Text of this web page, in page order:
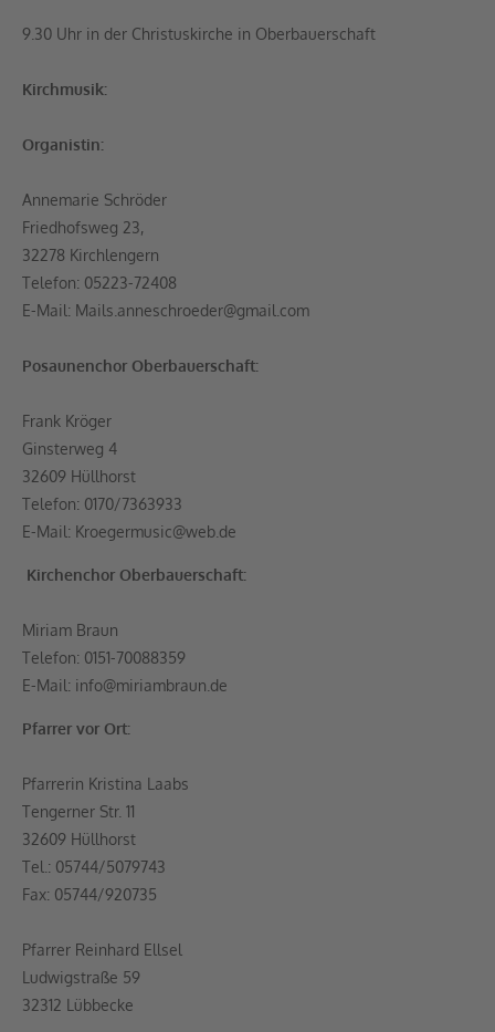
9.30 Uhr in der Christuskirche in Oberbauerschaft
Kirchmusik:
Organistin:
Annemarie Schröder
Friedhofsweg 23,
32278 Kirchlengern
Telefon: 05223-72408
E-Mail: Mails.anneschroeder@gmail.com
Posaunenchor Oberbauerschaft:
Frank Kröger
Ginsterweg 4
32609 Hüllhorst
Telefon: 0170/7363933
E-Mail: Kroegermusic@web.de
Kirchenchor Oberbauerschaft:
Miriam Braun
Telefon: 0151-70088359
E-Mail: info@miriambraun.de
Pfarrer vor Ort:
Pfarrerin Kristina Laabs
Tengerner Str. 11
32609 Hüllhorst
Tel.: 05744/5079743
Fax: 05744/920735
Pfarrer Reinhard Ellsel
Ludwigstraße 59
32312 Lübbecke